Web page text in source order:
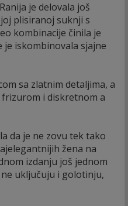
je delovala još
plisiranoj suknji s
kombinacije činila je
je iskombinovala sjajne
sa zlatnim detaljima, a
i diskretnom a
da je ne zovu tek tako
žena na
izdanju još jednom
uključuju i golotinju,